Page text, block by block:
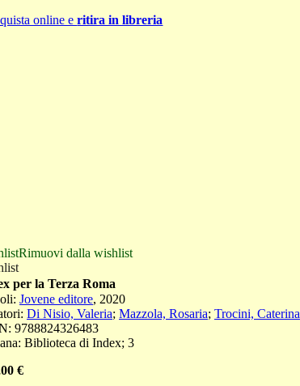
online eritira in libreria
Rimuovi dalla wishlist
per la Terza Roma
: Jovene editore, 2020
Di Nisio, Valeria; Mazzola, Rosaria; Trocini, Caterina
9788824326483
Biblioteca di Index; 3
€